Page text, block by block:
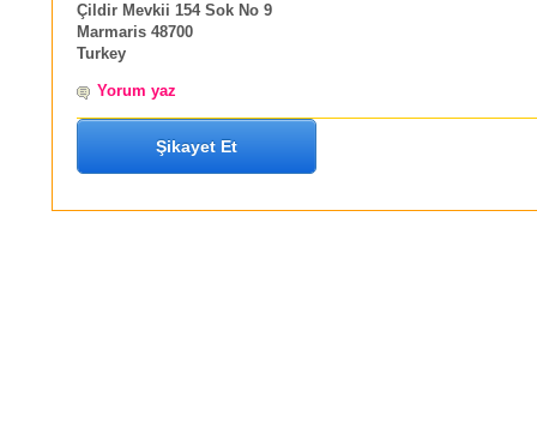
Çildir Mevkii 154 Sok No 9
Marmaris 48700
Turkey
Yorum yaz
Şikayet Et